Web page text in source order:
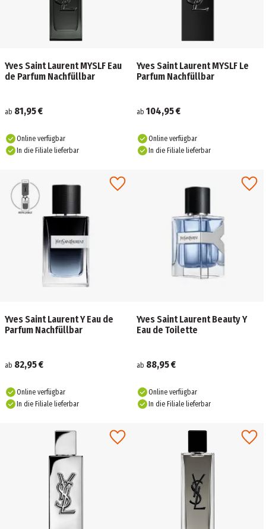
Yves Saint Laurent MYSLF Eau
de Parfum Nachfüllbar
ab 81,95 €
Online verfügbar
In die Filiale lieferbar
Yves Saint Laurent MYSLF Le
Parfum Nachfüllbar
ab 104,95 €
Online verfügbar
In die Filiale lieferbar
Yves Saint Laurent Y Eau de
Parfum Nachfüllbar
ab 82,95 €
Online verfügbar
In die Filiale lieferbar
Yves Saint Laurent Beauty Y
Eau de Toilette
ab 88,95 €
Online verfügbar
In die Filiale lieferbar